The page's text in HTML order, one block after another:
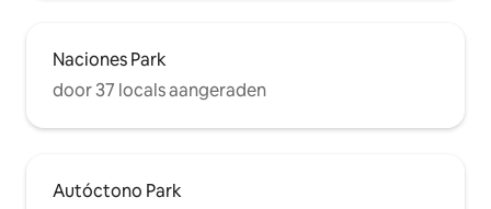
Naciones Park
door 37 locals aangeraden
Autóctono Park